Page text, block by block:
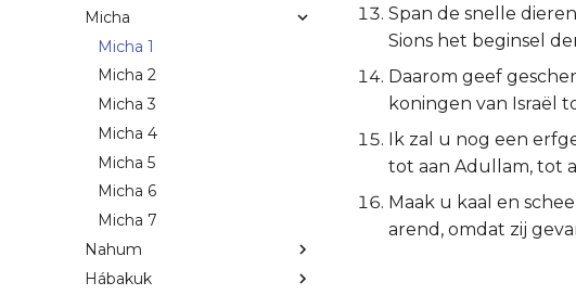
Micha
Micha 1
Micha 2
Micha 3
Micha 4
Micha 5
Micha 6
Micha 7
Nahum
Hábakuk
Span de snelle
Sions het beginsel
Daarom geef
koningen van Israël
Ik zal u nog een
tot aan Adullam, tot
Maak u kaal en
arend, omdat zij